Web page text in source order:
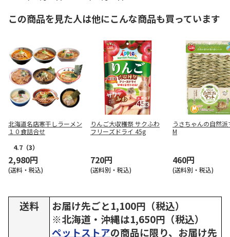
この商品を見た人は他にこんな商品も買っています
北海道名店寒干しラーメン
１０食詰合せ
4.7 （3）
2,980円
(送料・税込)
りんご大収穫祭 サクふわ
フリーズドライ 45g
720円
(送料別・税込)
うさちゃんの自然派
M
460円
(送料別・税込)
送料
お届け先ごと1,100円（税込）
※北海道・沖縄は1,650円（税込）
ペットストアの商品に限り、お届け先